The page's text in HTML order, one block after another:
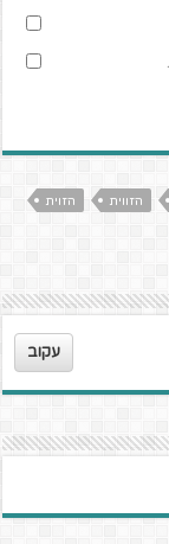
הזווית
הזוית
עקוב